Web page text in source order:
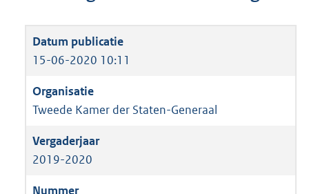
15-06-2020 10:11
Tweede Kamer der Staten-Generaal
2019-2020